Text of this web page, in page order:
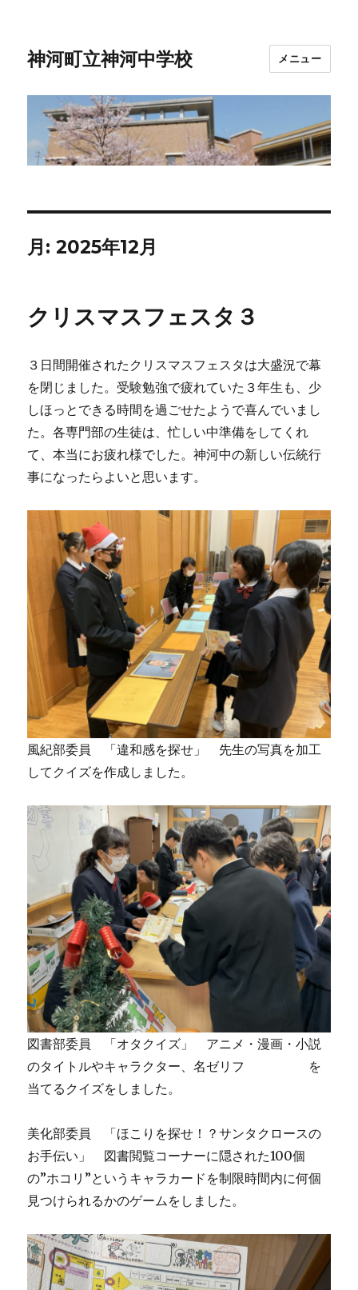
神河町立神河中学校 メニュー
月:2025年12月
クリスマスフェスタ３
３日間開催されたクリスマスフェスタは大盛況で幕
を閉じました。受験勉強で疲れていた３年生も、少
しほっとできる時間を過ごせたようで喜んでいまし
た。各専門部の生徒は、忙しい中準備をしてくれ
て、本当にお疲れ様でした。神河中の新しい伝統行
事になったらよいと思います。
風紀部委員 「違和感を探せ」 先生の写真を加工
してクイズを作成しました。
図書部委員 「オタクイズ」 アニメ・漫画・小説
のタイトルやキャラクター、名ゼリフ を
当てるクイズをしました。
美化部委員 「ほこりを探せ！？サンタクロースの
お手伝い」 図書閲覧コーナーに隠された100個
の”ホコリ”というキャラカードを制限時間内に何個
見つけられるかのゲームをしました。